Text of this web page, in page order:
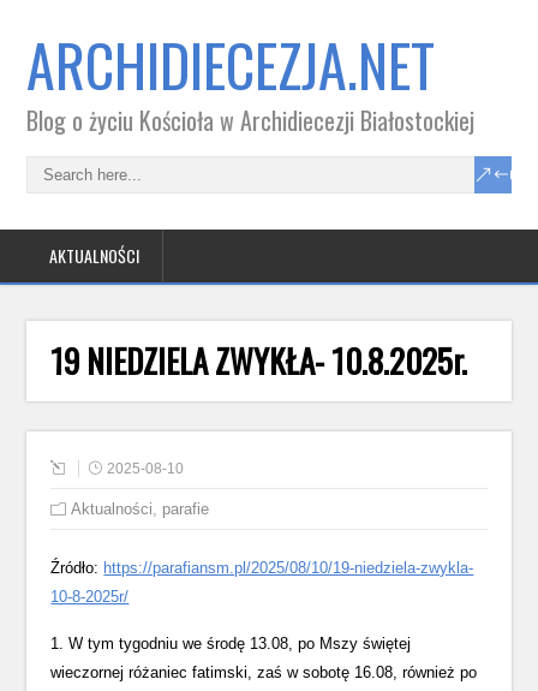
ARCHIDIECEZJA.NET
Blog o życiu Kościoła w Archidiecezji Białostockiej
AKTUALNOŚCI
19 NIEDZIELA ZWYKŁA- 10.8.2025r.
2025-08-10
Aktualności, parafie
Źródło: https://parafiansm.pl/2025/08/10/19-niedziela-zwykla-
10-8-2025r/
1. W tym tygodniu we środę 13.08, po Mszy świętej
wieczornej różaniec fatimski, zaś w sobotę 16.08, również po